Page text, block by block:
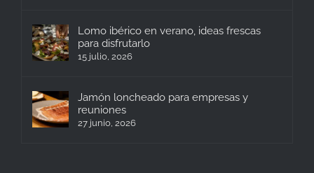
Lomo ibérico en verano, ideas frescas
para disfrutarlo
15 julio, 2026
Jamón loncheado para empresas y
reuniones
27 junio, 2026